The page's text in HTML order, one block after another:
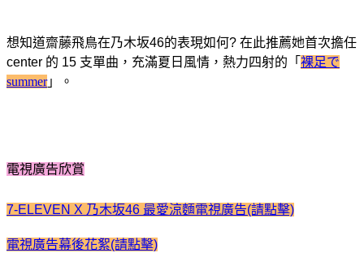
想知道齋藤飛鳥在乃木坂46的表現如何? 在此推薦她首次擔任
center 的 15 支單曲， 充滿夏日風情 ， 熱力四射的「 裸足で
summer」 。
電視廣告欣賞
7-ELEVEN X 乃木坂46 最愛涼麵電視廣告(請點擊)
電視廣告幕後花絮(請點擊)